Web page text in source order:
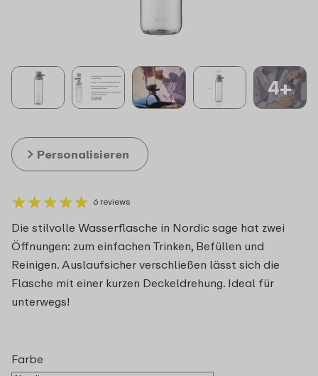
4+
★★★★★
★★★★★ 6 reviews
Die stilvolle Wasserflasche in Nordic sage hat zwei
Öffnungen: zum einfachen Trinken, Befüllen und
Reinigen. Auslaufsicher verschließen lässt sich die
Flasche mit einer kurzen Deckeldrehung. Ideal für
unterwegs!
Personalisieren
Farbe